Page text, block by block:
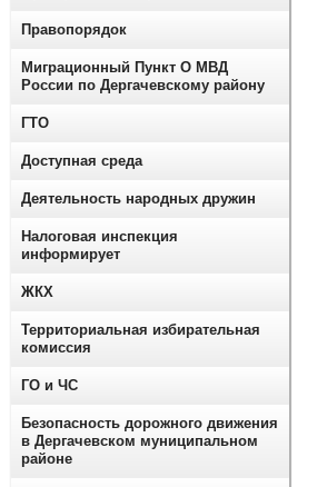
Правопорядок
Миграционный Пункт О МВД
России по Дергачевскому району
ГТО
Доступная среда
Деятельность народных дружин
Налоговая инспекция
информирует
ЖКХ
Территориальная избирательная
комиссия
ГО и ЧС
Безопасность дорожного движения
в Дергачевском муниципальном
районе